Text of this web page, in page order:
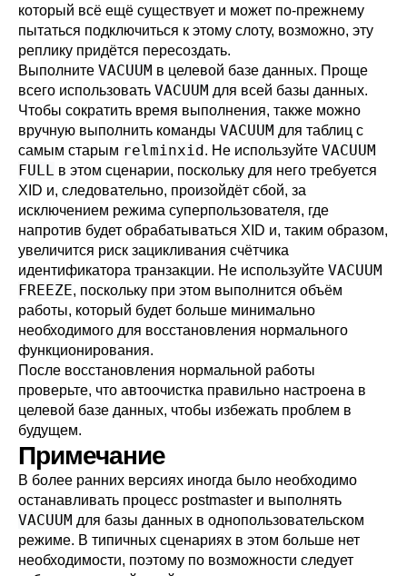
который всё ещё существует и может по-прежнему
пытаться подключиться к этому слоту, возможно, эту
реплику придётся пересоздать.
Выполните VACUUM в целевой базе данных. Проще
всего использовать VACUUM для всей базы данных.
Чтобы сократить время выполнения, также можно
вручную выполнить команды VACUUM для таблиц с
самым старым relminxid. Не используйте VACUUM
FULL в этом сценарии, поскольку для него требуется
XID и, следовательно, произойдёт сбой, за
исключением режима суперпользователя, где
напротив будет обрабатываться XID и, таким образом,
увеличится риск зацикливания счётчика
идентификатора транзакции. Не используйте VACUUM
FREEZE, поскольку при этом выполнится объём
работы, который будет больше минимально
необходимого для восстановления нормального
функционирования.
После восстановления нормальной работы
проверьте, что автоочистка правильно настроена в
целевой базе данных, чтобы избежать проблем в
будущем.
Примечание
В более ранних версиях иногда было необходимо
останавливать процесс postmaster и выполнять
VACUUM для базы данных в однопользовательском
режиме. В типичных сценариях в этом больше нет
необходимости, поэтому по возможности следует